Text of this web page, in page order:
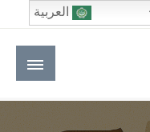
العربي
العربية